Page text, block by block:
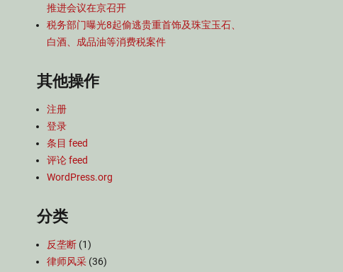
推进会议在京召开
税务部门曝光8起偷逃贵重首饰及珠宝玉石、
白酒、成品油等消费税案件
其他操作
注册
登录
条目 feed
评论 feed
WordPress.org
分类
反垄断 (1)
律师风采 (36)